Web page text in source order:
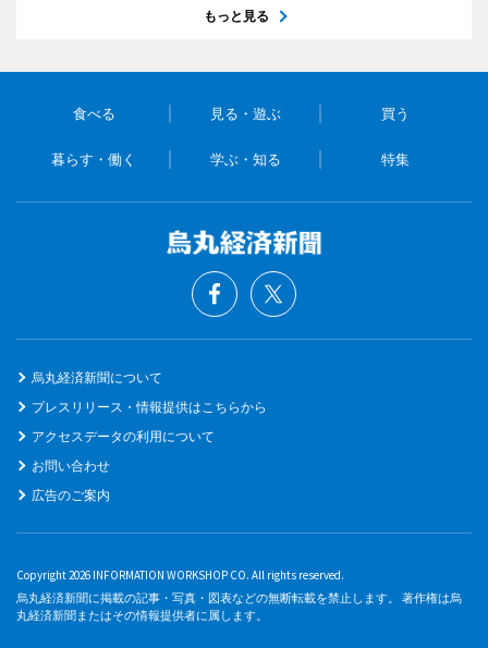
もっと見る
食べる 見る・遊ぶ 買う
暮らす・働く 学ぶ・知る 特集
烏丸経済新聞について
プレスリリース・情報提供はこちらから
アクセスデータの利用について
お問い合わせ
広告のご案内
Copyright 2026 INFORMATION WORKSHOP CO. All rights reserved.
烏丸経済新聞に掲載の記事・写真・図表などの無断転載を禁止します。 著作権は烏
丸経済新聞またはその情報提供者に属します。